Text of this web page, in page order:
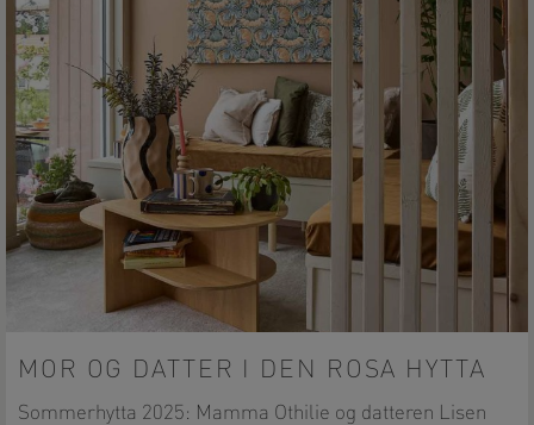
MOR OG DATTER I DEN ROSA HYTTA
Sommerhytta 2025: Mamma Othilie og datteren Lisen